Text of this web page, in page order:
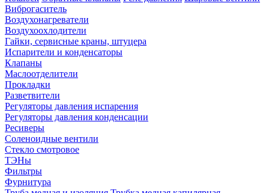
Виброгаситель
Воздухонагреватели
Воздухоохлодители
Гайки, сервисные краны, штуцера
Испарители и конденсаторы
Клапаны
Маслоотделители
Прокладки
Разветвители
Регуляторы давления испарения
Регуляторы давления конденсации
Ресиверы
Соленоидные вентили
Стекло смотровое
ТЭНы
Фильтры
Фурнитура